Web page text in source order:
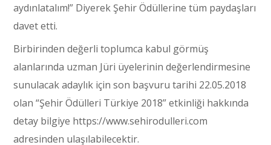
aydınlatalım!” Diyerek Şehir Ödüllerine tüm paydaşları
davet etti.
Birbirinden değerli toplumca kabul görmüş
alanlarında uzman Jüri üyelerinin değerlendirmesine
sunulacak adaylık için son başvuru tarihi 22.05.2018
olan “Şehir Ödülleri Türkiye 2018” etkinliği hakkında
detay bilgiye https://www.sehirodulleri.com
adresinden ulaşılabilecektir.